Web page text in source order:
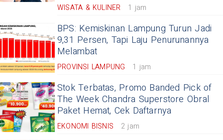
WISATA & KULINER 1 jam
BPS: Kemiskinan Lampung Turun Jadi
9,31 Persen, Tapi Laju Penurunannya
Melambat
PROVINSI LAMPUNG 1 jam
Stok Terbatas, Promo Banded Pick of
The Week Chandra Superstore Obral
Paket Hemat, Cek Daftarnya
EKONOMI BISNIS 2 jam